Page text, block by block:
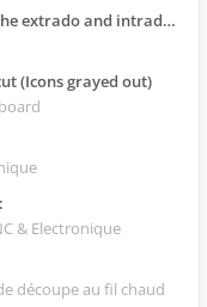
extrado and intrado?
(Icons grayed out)
& Electronique
découpe au fil chaud